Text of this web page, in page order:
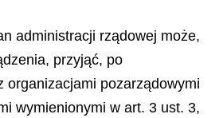
administracji rządowej może,
przyjąć, po
organizacjami pozarządowymi
wymienionymi w art. 3 ust. 3,